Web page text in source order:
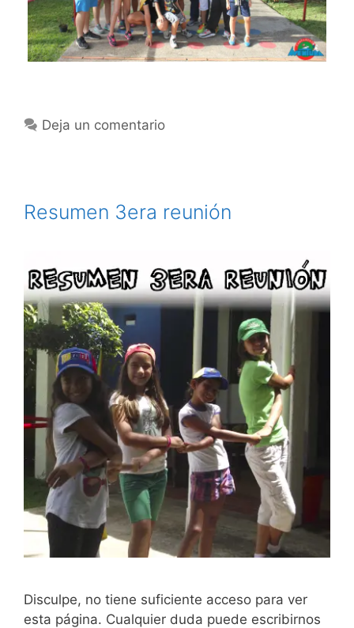
Deja un comentario
Resumen 3era reunión
Disculpe, no tiene suficiente acceso para ver
esta página. Cualquier duda puede escribirnos